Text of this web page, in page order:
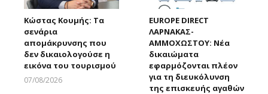
Κώστας Κουμής: Τα
σενάρια
απομάκρυνσης που
δεν δικαιολογούσε η
εικόνα του τουρισμού
07/08/2026
EUROPE DIRECT
ΛΑΡΝΑΚΑΣ-
ΑΜΜΟΧΩΣΤΟΥ: Νέα
δικαιώματα
εφαρμόζονται πλέον
για τη διευκόλυνση
της επισκευής αγαθών